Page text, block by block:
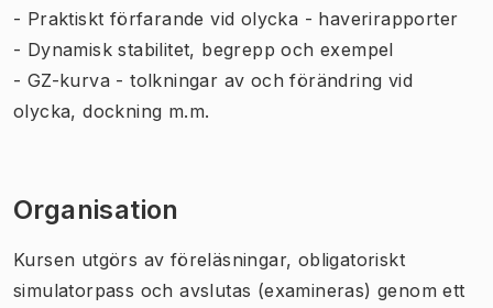
- Praktiskt förfarande vid olycka - haverirapporter
- Dynamisk stabilitet, begrepp och exempel
- GZ-kurva - tolkningar av och förändring vid
olycka, dockning m.m.
Organisation
Kursen utgörs av föreläsningar, obligatoriskt
simulatorpass och avslutas (examineras) genom ett